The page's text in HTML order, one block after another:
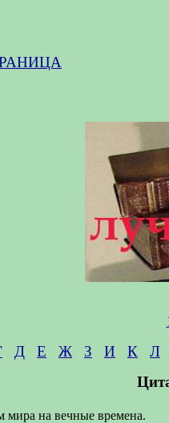
Д Е Ж З И К Л
мира на вечные времена.